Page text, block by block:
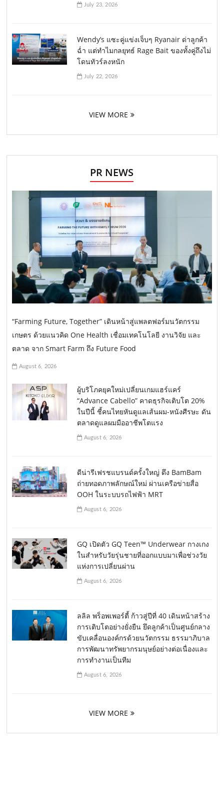
July 23, 2026
Wendy’s แซะคู่แข่งเจ็บๆ Ryanair ด่าลูกค้า
ฉ่ำ แต่ทำไมกลยุทธ์ Rage Bait ของทั้งคู่ถึงไม่
โดนทัวร์ลงหนัก
July 22, 2026
VIEW MORE
PR NEWS
“Farming Future, Together” เดินหน้าสู่แพลตฟอร์มนวัตกรรม
เกษตร ด้วยแนวคิด One Health เชื่อมเทคโนโลยี งานวิจัย และ
ตลาด จาก Smart Farm ถึง Future Food
August 6, 2026
ผู้บริโภคยุคใหม่เปลี่ยนเกมแฮร์แคร์
“Advance Cabello” คาดธุรกิจเติบโต 20%
ในปีนี้ ชี้คนไทยหันดูแลเส้นผม-หนังศีรษะ ดัน
ตลาดดูแลผมมืออาชีพโตแรง
August 6, 2026
ดีน่ารีเฟรชแบรนด์ครั้งใหญ่ ดึง BamBam
ถ่ายทอดภาพลักษณ์ใหม่ ผ่านเครือข่ายสื่อ
OOH ในระบบรถไฟฟ้า MRT
August 6, 2026
GQ เปิดตัว GQ Teen™ Underwear กางเกง
ในสำหรับวัยรุ่นชายที่ออกแบบมาเพื่อช่วงวัย
แห่งการเปลี่ยนผ่าน
August 6, 2026
ลลิล พร็อพเพอร์ตี้ ก้าวสู่ปีที่ 40 เดินหน้าสร้าง
การเติบโตอย่างยั่งยืน ยึดลูกค้าเป็นศูนย์กลาง
ขับเคลื่อนองค์กรด้วยนวัตกรรม ธรรมาภิบาล
การพัฒนาทรัพยากรมนุษย์อย่างต่อเนื่องและ
การทำงานเป็นทีม
August 6, 2026
VIEW MORE